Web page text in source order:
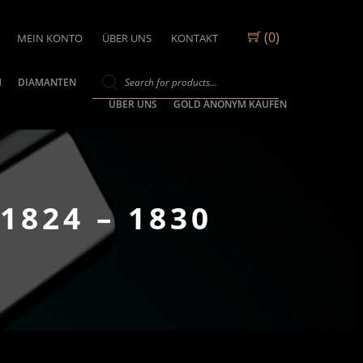
(0)
MEIN KONTO ÜBER UNS KONTAKT
DIAMANTEN
ÜBER UNS
GOLD ANONYM KAUFEN
– 1830